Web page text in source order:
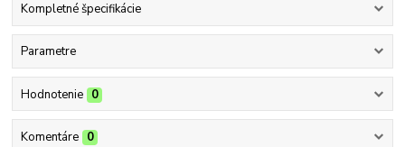
Kompletné špecifikácie
Parametre
Hodnotenie 0
Komentáre 0